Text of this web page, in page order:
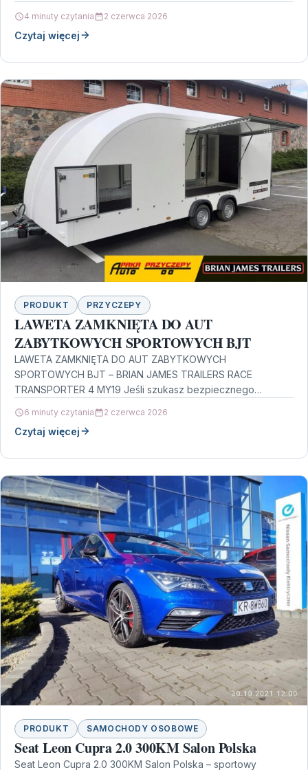
4 minuty czytania 2 czerwca 2026
Czytaj więcej
PRODUKT PRZYCZEPY
LAWETA ZAMKNIĘTA DO AUT
ZABYTKOWYCH SPORTOWYCH BJT
LAWETA ZAMKNIĘTA DO AUT ZABYTKOWYCH
SPORTOWYCH BJT – BRIAN JAMES TRAILERS RACE
TRANSPORTER 4 MY19 Jeśli szukasz bezpiecznego
6 minuty czytania 2 czerwca 2026
Czytaj więcej
PRODUKT SAMOCHODY OSOBOWE
Seat Leon Cupra 2.0 300KM Salon Polska
Seat Leon Cupra 2.0 300KM Salon Polska – sportowy